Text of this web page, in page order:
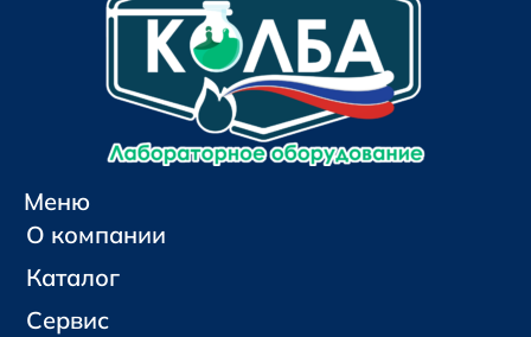
Меню
О компании
Каталог
Сервис